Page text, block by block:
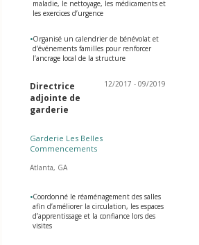
maladie, le nettoyage, les médicaments et
les exercices d’urgence
•Organisé un calendrier de bénévolat et
d’événements familles pour renforcer
l’ancrage local de la structure
Directrice
adjointe de
garderie
12/2017 - 09/2019
Garderie Les Belles
Commencements
Atlanta, GA
•Coordonné le réaménagement des salles
afin d’améliorer la circulation, les espaces
d’apprentissage et la confiance lors des
visites